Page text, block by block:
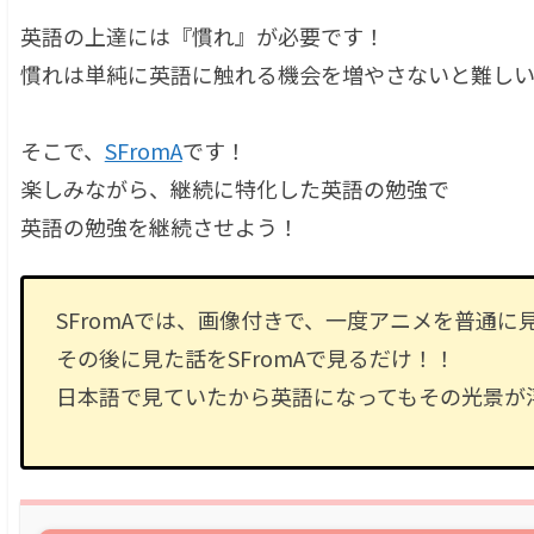
英語の上達には『慣れ』が必要です！
慣れは単純に英語に触れる機会を増やさないと難しい
そこで、 SFromAです！
楽しみながら、継続に特化した英語の勉強で
英語の勉強を継続させよう！
SFromAでは、画像付きで、一度アニメを普通に見
その後に見た話をSFromAで見るだけ！！
日本語で見ていたから英語になってもその光景が